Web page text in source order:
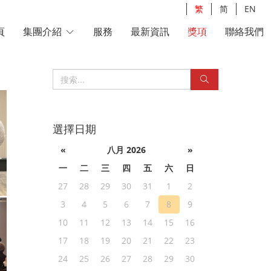
繁 简 EN
集團介紹 服務 最新資訊 獎項 聯絡我們
選擇日期
« 八月 2026
»
一
二 三 四 五 六
日
27
28 29 30 31 1
2
3
4 5 6 7 8
9
10
11 12 13 14 15
16
17
18 19 20 21 22
23
24
25 26 27 28 29
30